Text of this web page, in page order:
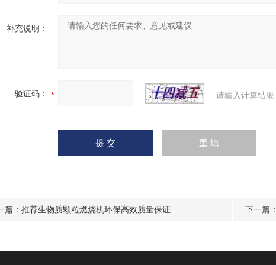
补充说明：
验证码： 请输入计算结
篇： 推荐生物质颗粒燃烧机环保高效质量保证 下一篇：